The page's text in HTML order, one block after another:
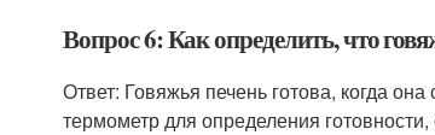
Вопрос 6: Как определить, что
Ответ: Говяжья печень готова, когда
термометр для определения